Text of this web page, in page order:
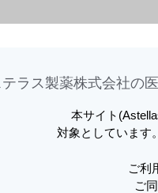
ィカルネットでは、利便性向
てアクセスデータを取得して
そこが知りたい、移植
ラス製薬株式会社の
本サイト
対象としています
ご利
ご